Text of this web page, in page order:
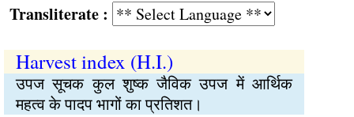
:
Harvest index (H.I.)
उपज सूचक कुल शुष्क जैविक उपज में आर्थिक
महत्व के पादप भागों का प्रतिशत।